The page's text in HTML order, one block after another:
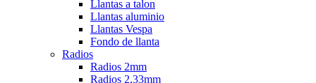
Llantas a talon
Llantas aluminio
Llantas Vespa
Fondo de llanta
Radios
Radios 2mm
Radios 2,33mm